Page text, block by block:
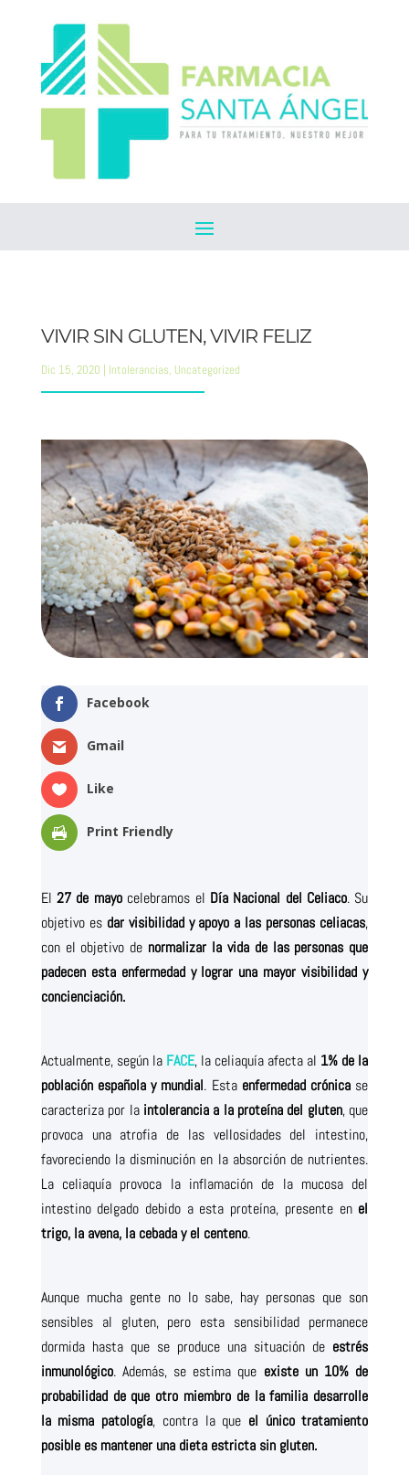
VIVIR SIN GLUTEN, VIVIR FELIZ
Dic 15, 2020 | Intolerancias, Uncategorized
Facebook
Gmail
Like
Print Friendly
El27 de mayocelebramos el Día Nacional del Celiaco. Su
objetivo es dar visibilidad y apoyo a las personas celiacas,
con el objetivo de normalizar la vida de las personas que
padecen esta enfermedad y lograr una mayor visibilidad y
concienciación.
Actualmente, según la FACE, la celiaquía afecta al 1% de la
población española y mundial. Esta enfermedad crónica se
caracteriza por laintolerancia a la proteína del gluten, que
provoca una atrofia de las vellosidades del intestino,
favoreciendo la disminución en la absorción de nutrientes.
La celiaquía provoca la inflamación de la mucosa del
intestino delgado debido a esta proteína, presente en el
trigo, la avena, la cebada y el centeno.
Aunque mucha gente no lo sabe, hay personas que son
sensibles al gluten, pero esta sensibilidad permanece
dormida hasta que se produce una situación de estrés
inmunológico. Además, se estima que existe un 10% de
probabilidad de que otro miembro de la familia desarrolle
la misma patología, contra la que el único tratamiento
posible es mantener una dieta estricta sin gluten.